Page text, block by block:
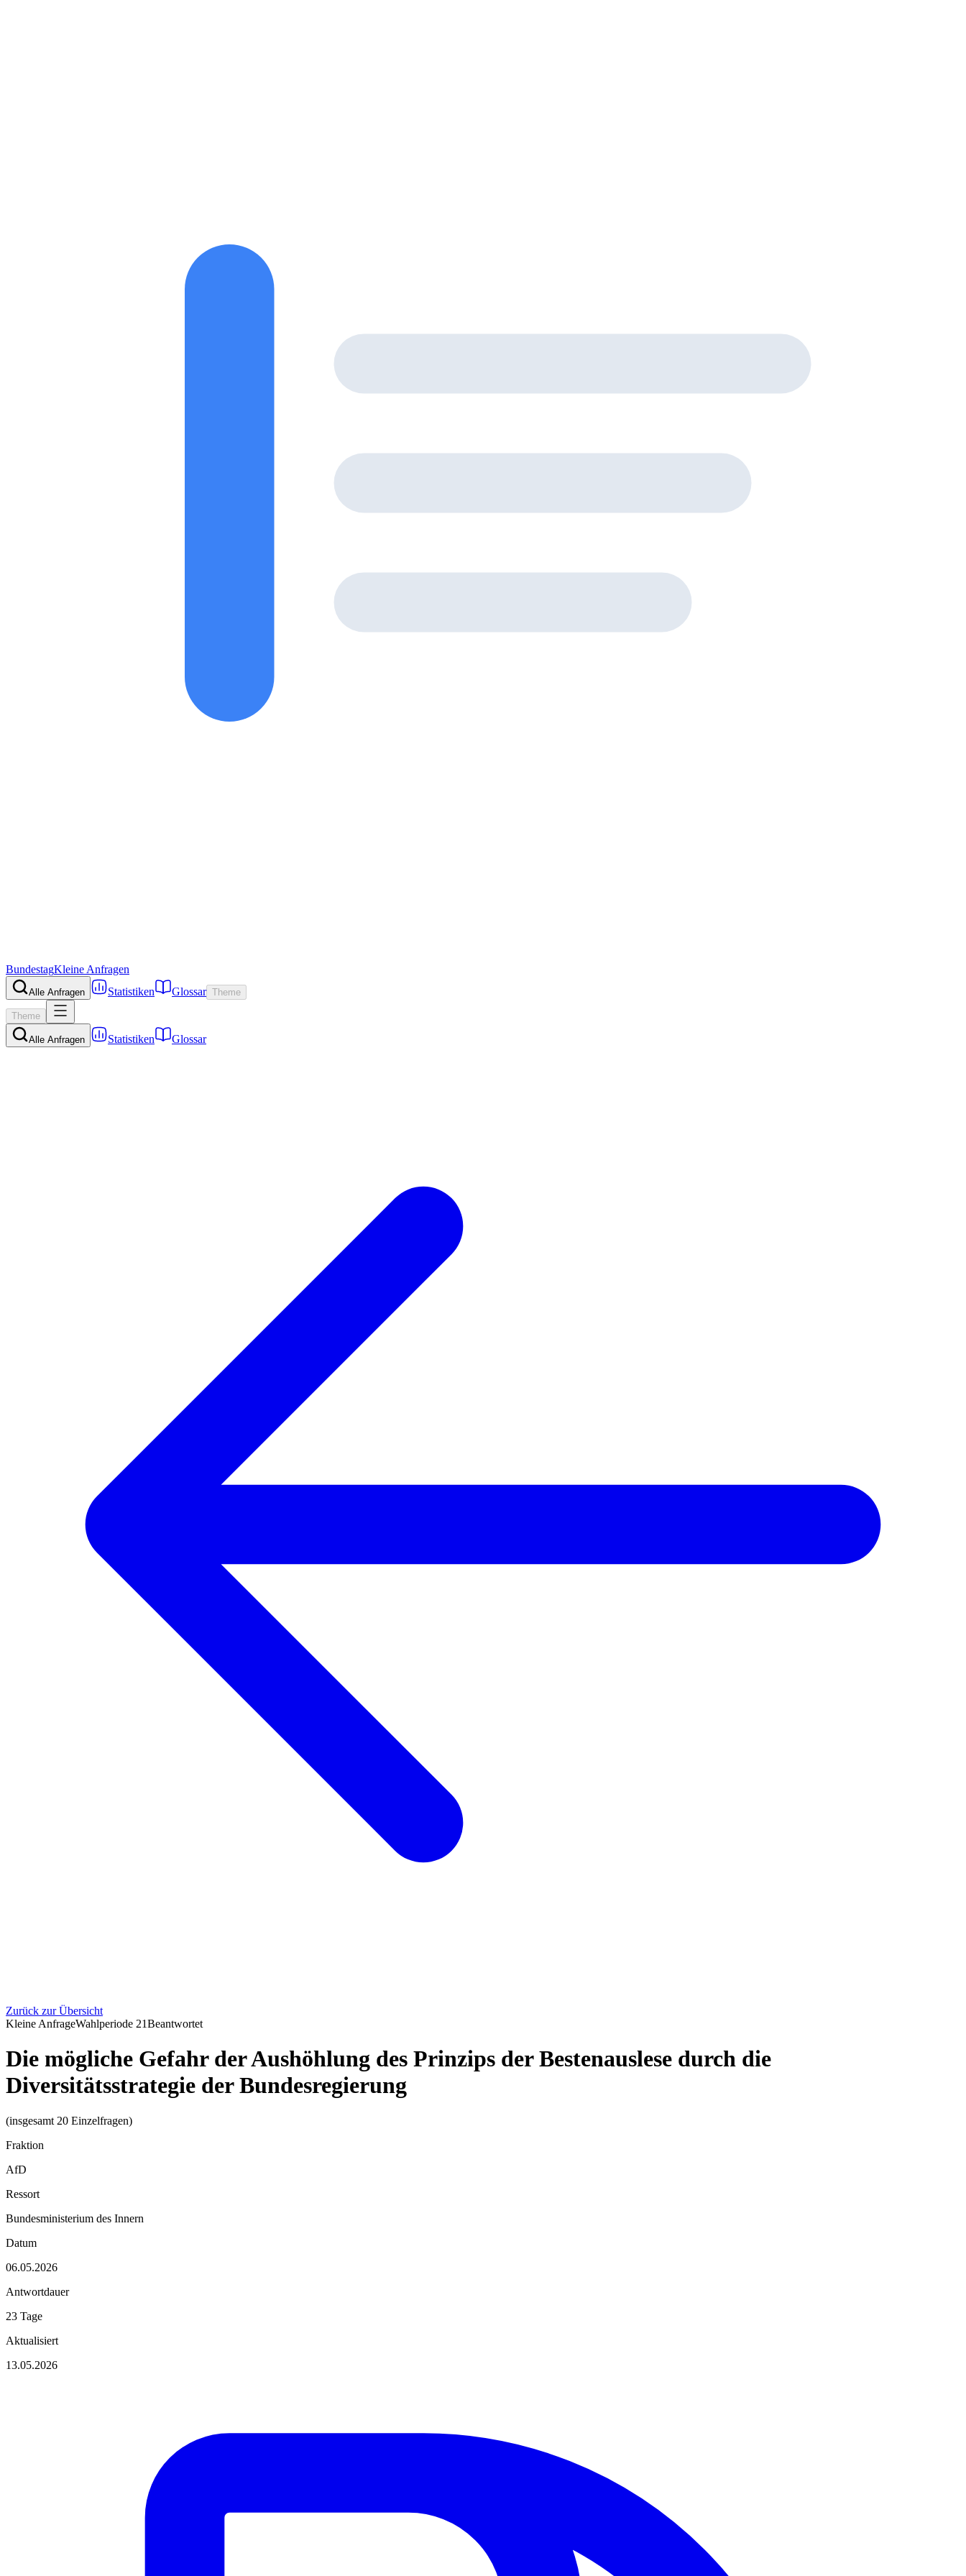
BundestagKleine Anfragen
Alle Anfragen Statistiken Glossar Theme
Theme
Alle Anfragen Statistiken Glossar
Zurück zur Übersicht
Kleine AnfrageWahlperiode 21Beantwortet
Die mögliche Gefahr der Aushöhlung des Prinzips der Bestenauslese durch die
Diversitätsstrategie der Bundesregierung
(insgesamt 20 Einzelfragen)
Fraktion
AfD
Ressort
Bundesministerium des Innern
Datum
06.05.2026
Antwortdauer
23 Tage
Aktualisiert
13.05.2026